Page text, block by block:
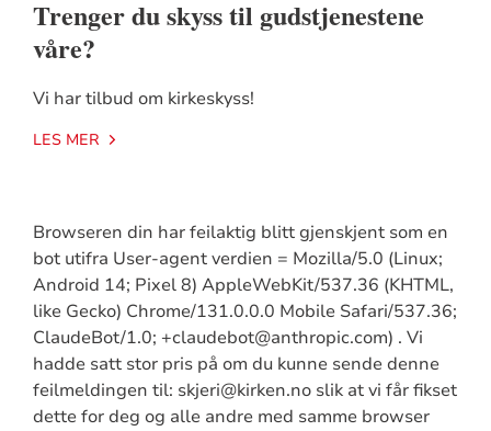
Trenger du skyss til gudstjenestene
våre?
Vi har tilbud om kirkeskyss!
LES MER
Browseren din har feilaktig blitt gjenskjent som en
bot utifra User-agent verdien = Mozilla/5.0 (Linux;
Android 14; Pixel 8) AppleWebKit/537.36 (KHTML,
like Gecko) Chrome/131.0.0.0 Mobile Safari/537.36;
ClaudeBot/1.0; +claudebot@anthropic.com) . Vi
hadde satt stor pris på om du kunne sende denne
feilmeldingen til: skjeri@kirken.no slik at vi får fikset
dette for deg og alle andre med samme browser